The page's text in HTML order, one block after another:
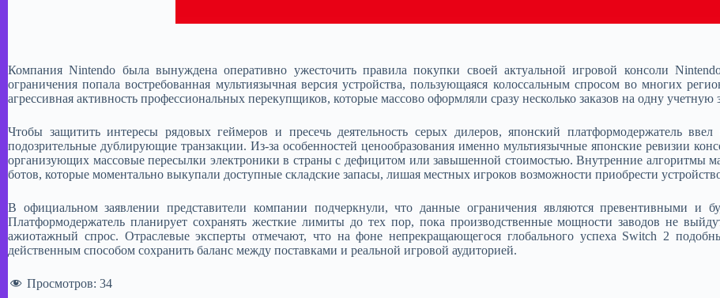
Компания Nintendo была вынуждена оперативно ужесточить правила покупки своей актуальной игровой консоли
ограничения попала востребованная мультиязычная версия устройства, пользующаяся колоссальным спросом во многих
агрессивная активность профессиональных перекупщиков, которые массово оформляли сразу несколько заказов на одну
​Чтобы защитить интересы рядовых геймеров и пресечь деятельность серых дилеров, японский платформодержатель
подозрительные дублирующие транзакции. Из-за особенностей ценообразования именно мультиязычные японские ревизии
организующих массовые пересылки электроники в страны с дефицитом или завышенной стоимостью. Внутренние алгоритмы
ботов, которые моментально выкупали доступные складские запасы, лишая местных игроков возможности приобрести
​В официальном заявлении представители компании подчеркнули, что данные ограничения являются превентивными и
Платформодержатель планирует сохранять жесткие лимиты до тех пор, пока производственные мощности заводов не
ажиотажный спрос. Отраслевые эксперты отмечают, что на фоне непрекращающегося глобального успеха Switch 2
действенным способом сохранить баланс между поставками и реальной игровой аудиторией.
Просмотров: 34